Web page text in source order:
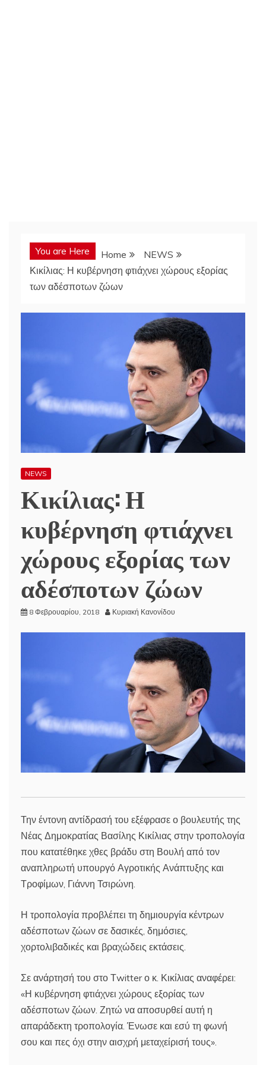
You are Here Home
NEWS
Κικίλιας: Η κυβέρνηση φτιάχνει χώρους εξορίας
των αδέσποτων ζώων
NEWS
Κικίλιας: Η
κυβέρνηση φτιάχνει
χώρους εξορίας των
αδέσποτων ζώων
8 Φεβρουαρίου, 2018 Κυριακή Κανονίδου
Την έντονη αντίδρασή του εξέφρασε ο βουλευτής της
Νέας Δημοκρατίας Βασίλης Κικίλιας στην τροπολογία
που κατατέθηκε χθες βράδυ στη Βουλή από τον
αναπληρωτή υπουργό Αγροτικής Ανάπτυξης και
Τροφίμων, Γιάννη Τσιρώνη.
Η τροπολογία προβλέπει τη δημιουργία κέντρων
αδέσποτων ζώων σε δασικές, δημόσιες,
χορτολιβαδικές και βραχώδεις εκτάσεις.
Σε ανάρτησή του στο Τwitter ο κ. Κικίλιας αναφέρει:
«Η κυβέρνηση φτιάχνει χώρους εξορίας των
αδέσποτων ζώων. Ζητώ να αποσυρθεί αυτή η
απαράδεκτη τροπολογία. Ένωσε και εσύ τη φωνή
σου και πες όχι στην αισχρή μεταχείρισή τους».